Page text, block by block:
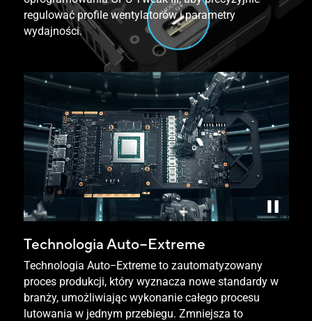
regulować profile wentylatorów i parametry
wydajności.
Technologia Auto−Extreme
Technologia Auto−Extreme to zautomatyzowany
proces produkcji, który wyznacza nowe standardy w
branży, umożliwiając wykonanie całego procesu
lutowania w jednym przebiegu. Zmniejsza to